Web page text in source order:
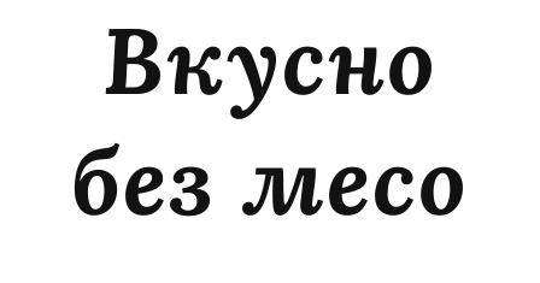
Вкусно
без месо